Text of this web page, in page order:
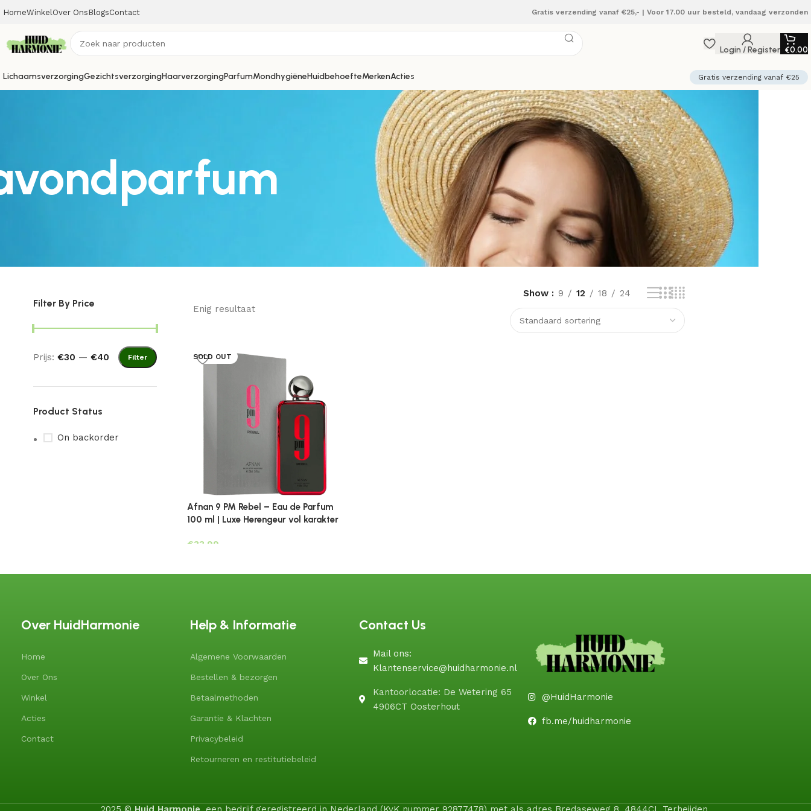
HomeWinkel Over Ons BlogsContact Gratis verzending vanaf €25,- | Voor 17.00 uur besteld, vandaag verzonden
Login / Register €0.00
LichaamsverzorgingGezichtsverzorgingHaarverzorgingParfumMondhygiëneHuidbehoefteMerkenActies Gratis verzending vanaf €25
Filter By Price
Filter
Prijs: €30 — €40
Product Status
On backorder
Enig resultaat
Show 9 12 18 24
SOLD OUT
Afnan 9 PM Rebel – Eau de Parfum
100 ml | Luxe Herengeur vol karakter
€
Over HuidHarmonie
Home
Over Ons
Winkel
Acties
Contact
Help & Informatie
Algemene Voorwaarden
Bestellen & bezorgen
Betaalmethoden
Garantie & Klachten
Privacybeleid
Retourneren en restitutiebeleid
Contact Us
Mail ons:
Klantenservice@huidharmonie.nl
Kantoorlocatie: De Wetering 65
4906CT Oosterhout
@HuidHarmonie
fb.me/huidharmonie